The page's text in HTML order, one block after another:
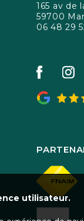
165 av de
59700
06 48 29
utilisateur.